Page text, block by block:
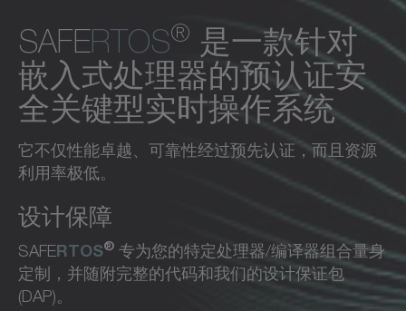
SAFERTOS® 是一款针对
嵌入式处理器的预认证安
全关键型实时操作系统
它不仅性能卓越、可靠性经过预先认证，而且资源
利用率极低。
设计保障
SAFERTOS® 专为您的特定处理器/编译器组合量身
定制，并随附完整的代码和我们的设计保证包
(DAP)。